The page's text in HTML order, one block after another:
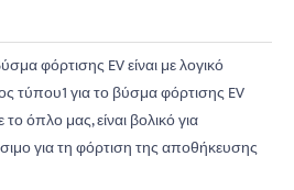
φόρτισης EV είναι με λογικό
τύπου1 για το βύσμα φόρτισης EV
το όπλο μας, είναι βολικό για
για τη φόρτιση της αποθήκευσης